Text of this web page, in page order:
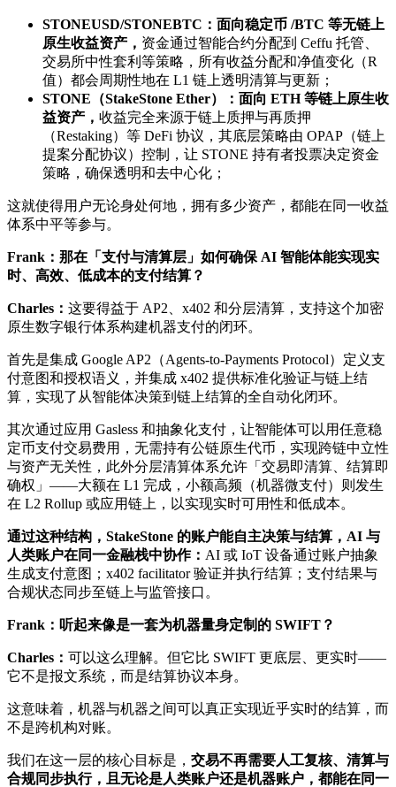
STONEUSD/STONEBTC：面向稳定币 /BTC 等无链上
原生收益资产， 资金通过智能合约分配到 Ceffu 托管、
交易所中性套利等策略，所有收益分配和净值变化（R
值）都会周期性地在 L1 链上透明清算与更新；
STONE（StakeStone Ether）：面向 ETH 等链上原生收
益资产， 收益完全来源于链上质押与再质押
（Restaking）等 DeFi 协议，其底层策略由 OPAP（链上
提案分配协议）控制，让 STONE 持有者投票决定资金
策略，确保透明和去中心化；
这就使得用户无论身处何地，拥有多少资产，都能在同一收益
体系中平等参与。
Frank：那在「支付与清算层」如何确保 AI 智能体能实现实
时、高效、低成本的支付结算？
Charles： 这要得益于 AP2、x402 和分层清算，支持这个加密
原生数字银行体系构建机器支付的闭环。
首先是集成 Google AP2（Agents-to-Payments Protocol）定义支
付意图和授权语义，并集成 x402 提供标准化验证与链上结
算，实现了从智能体决策到链上结算的全自动化闭环。
其次通过应用 Gasless 和抽象化支付，让智能体可以用任意稳
定币支付交易费用，无需持有公链原生代币，实现跨链中立性
与资产无关性，此外分层清算体系允许「交易即清算、结算即
确权」——大额在 L1 完成，小额高频（机器微支付）则发生
在 L2 Rollup 或应用链上，以实现实时可用性和低成本。
通过这种结构，StakeStone 的账户能自主决策与结算，AI 与
人类账户在同一金融栈中协作： AI 或 IoT 设备通过账户抽象
生成支付意图；x402 facilitator 验证并执行结算；支付结果与
合规状态同步至链上与监管接口。
Frank：听起来像是一套为机器量身定制的 SWIFT？
Charles： 可以这么理解。但它比 SWIFT 更底层、更实时——
它不是报文系统，而是结算协议本身。
这意味着，机器与机器之间可以真正实现近乎实时的结算，而
不是跨机构对账。
我们在这一层的核心目标是， 交易不再需要人工复核、清算与
合规同步执行，且无论是人类账户还是机器账户，都能在同一